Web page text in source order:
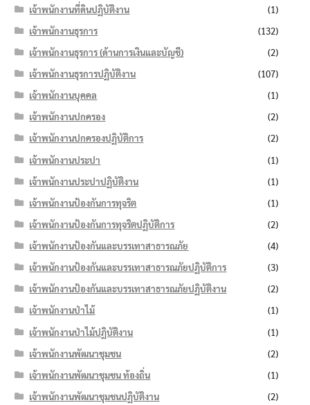
เจ้าพนักงานที่ดินปฏิบัติงาน
(1)
เจ้าพนักงานธุรการ
(132)
เจ้าพนักงานธุรการ (ด้านการเงินและบัญชี)
(2)
เจ้าพนักงานธุรการปฏิบัติงาน
(107)
เจ้าพนักงานบุคคล
(1)
เจ้าพนักงานปกครอง
(2)
เจ้าพนักงานปกครองปฏิบัติการ
(2)
เจ้าพนักงานประปา
(1)
เจ้าพนักงานประปาปฏิบัติงาน
(1)
เจ้าพนักงานป้องกันการทุจริต
(1)
เจ้าพนักงานป้องกันการทุจริตปฏิบัติการ
(2)
เจ้าพนักงานป้องกันและบรรเทาสาธารณภัย
(4)
เจ้าพนักงานป้องกันและบรรเทาสาธารณภัยปฏิบัติการ
(3)
เจ้าพนักงานป้องกันและบรรเทาสาธารณภัยปฏิบัติงาน
(2)
เจ้าพนักงานป่าไม้
(1)
เจ้าพนักงานป่าไม้ปฏิบัติงาน
(1)
เจ้าพนักงานพัฒนาชุมชน
(2)
เจ้าพนักงานพัฒนาชุมชน ท้องถิ่น
(1)
เจ้าพนักงานพัฒนาชุมชนปฏิบัติงาน
(2)